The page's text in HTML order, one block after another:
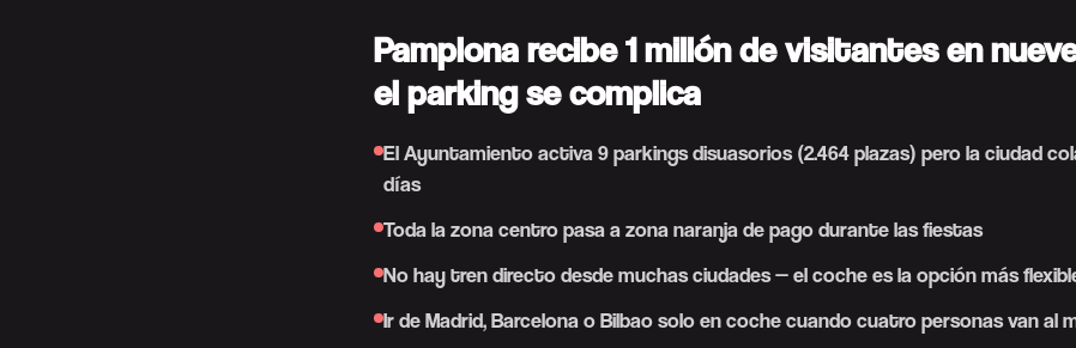
Pamplona recibe 1 millón de visitantes en
el parking se complica
El Ayuntamiento activa 9 parkings disuasorios (2.464 plazas) pero la ciudad
días
Toda la zona centro pasa a zona naranja de pago durante las fiestas
No hay tren directo desde muchas ciudades — el coche es la opción más
Ir de Madrid, Barcelona o Bilbao solo en coche cuando cuatro personas van al